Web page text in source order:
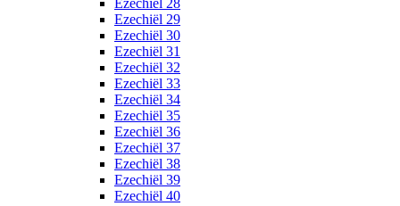
Ezechiël 28
Ezechiël 29
Ezechiël 30
Ezechiël 31
Ezechiël 32
Ezechiël 33
Ezechiël 34
Ezechiël 35
Ezechiël 36
Ezechiël 37
Ezechiël 38
Ezechiël 39
Ezechiël 40